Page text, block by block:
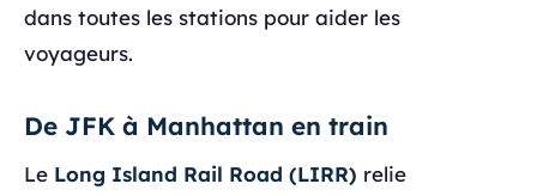
dans toutes les stations pour aider les
voyageurs.
De JFK à Manhattan en train
Le Long Island Rail Road (LIRR) relie